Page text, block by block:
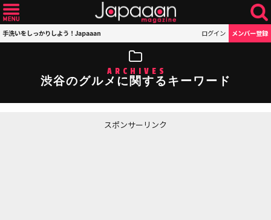
手洗いをしっかりしよう！Japaaan ログイン メンバー登録
ARCHIVES
渋谷のグルメに関するキーワード
スポンサーリンク